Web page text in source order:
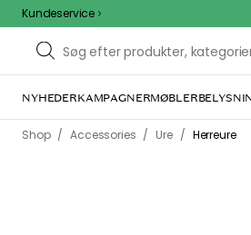
Kundeservice
NYHEDERKAMPAGNERMØBLER
Shop / Accessories / Ure / Herreure